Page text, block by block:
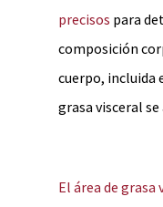
precisos para
composición
cuerpo, incluida
grasa visceral
El área de grasa